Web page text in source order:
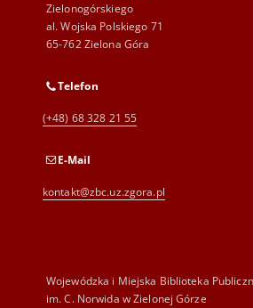
Zielonogórskiego
al. Wojska Polskiego 71
65-762 Zielona Góra
Telefon
(+48) 68 328 21 55
E-Mail
kontakt@zbc.uz.zgora.pl
Wojewódzka i Miejska Biblioteka
im. C. Norwida w Zielonej Górze